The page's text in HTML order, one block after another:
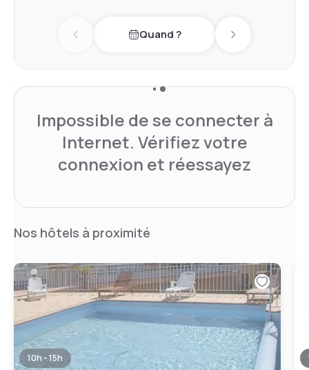
Previous dayQuand ? Next day
Impossible de se connecter à
Internet. Vérifiez votre
connexion et réessayez
Nos hôtels à proximité
10h - 15h